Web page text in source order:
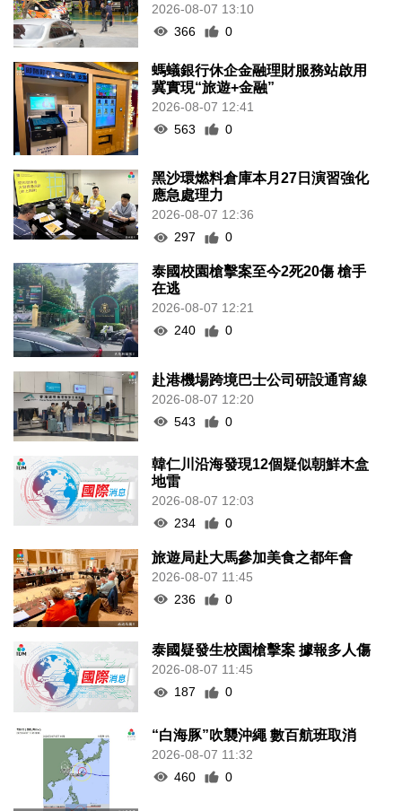
2026-08-07 13:10
366
0
螞蟻銀行休企金融理財服務站啟用
冀實現“旅遊+金融”
2026-08-07 12:41
563
0
黑沙環燃料倉庫本月27日演習強化
應急處理力
2026-08-07 12:36
297
0
泰國校園槍擊案至今2死20傷 槍手
在逃
2026-08-07 12:21
240
0
赴港機場跨境巴士公司研設通宵線
2026-08-07 12:20
543
0
韓仁川沿海發現12個疑似朝鮮木盒
地雷
2026-08-07 12:03
234
0
旅遊局赴大馬參加美食之都年會
2026-08-07 11:45
236
0
泰國疑發生校園槍擊案 據報多人傷
2026-08-07 11:45
187
0
“白海豚”吹襲沖繩 數百航班取消
2026-08-07 11:32
460
0